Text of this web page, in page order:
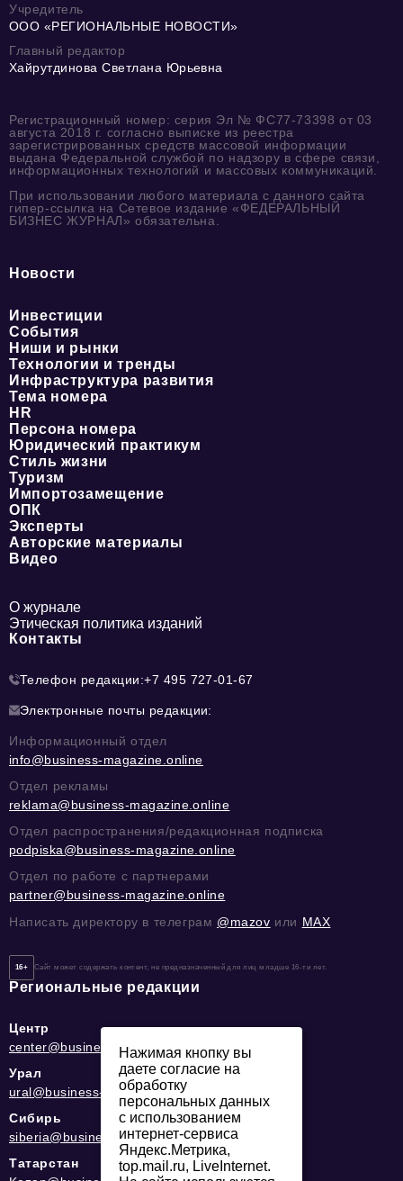
Учредитель
ООО «РЕГИОНАЛЬНЫЕ НОВОСТИ»
Главный редактор
Хайрутдинова Светлана Юрьевна
Регистрационный номер: серия Эл № ФС77-73398 от 03
августа 2018 г. согласно выписке из реестра
зарегистрированных средств массовой информации
выдана Федеральной службой по надзору в сфере связи,
информационных технологий и массовых коммуникаций.
При использовании любого материала с данного сайта
гипер-ссылка на Сетевое издание «ФЕДЕРАЛЬНЫЙ
БИЗНЕС ЖУРНАЛ» обязательна.
Новости
Инвестиции
События
Ниши и рынки
Технологии и тренды
Инфраструктура развития
Тема номера
HR
Персона номера
Юридический практикум
Стиль жизни
Туризм
Импортозамещение
ОПК
Эксперты
Авторские материалы
Видео
О журнале
Этическая политика изданий
Контакты
Телефон редакции:+7 495 727-01-67
Электронные почты редакции:
Информационный отдел
info@business-magazine.online
Отдел рекламы
reklama@business-magazine.online
Отдел распространения/редакционная подписка
podpiska@business-magazine.online
Отдел по работе с партнерами
partner@business-magazine.online
Написать директору в телеграм @mazov или MAX
16+ Сайт может содержать контент, не предназначенный для лиц младше 16-ти лет.
Региональные редакции
Центр
center@business-magazine.online
Урал
ural@business-magazine.online
Сибирь
siberia@business-magazine.online
Татарстан
Нажимая кнопку вы
даете согласие на
обработку
персональных данных
с использованием
интернет-сервиса
Яндекс.Метрика,
top.mail.ru, LiveInternet.